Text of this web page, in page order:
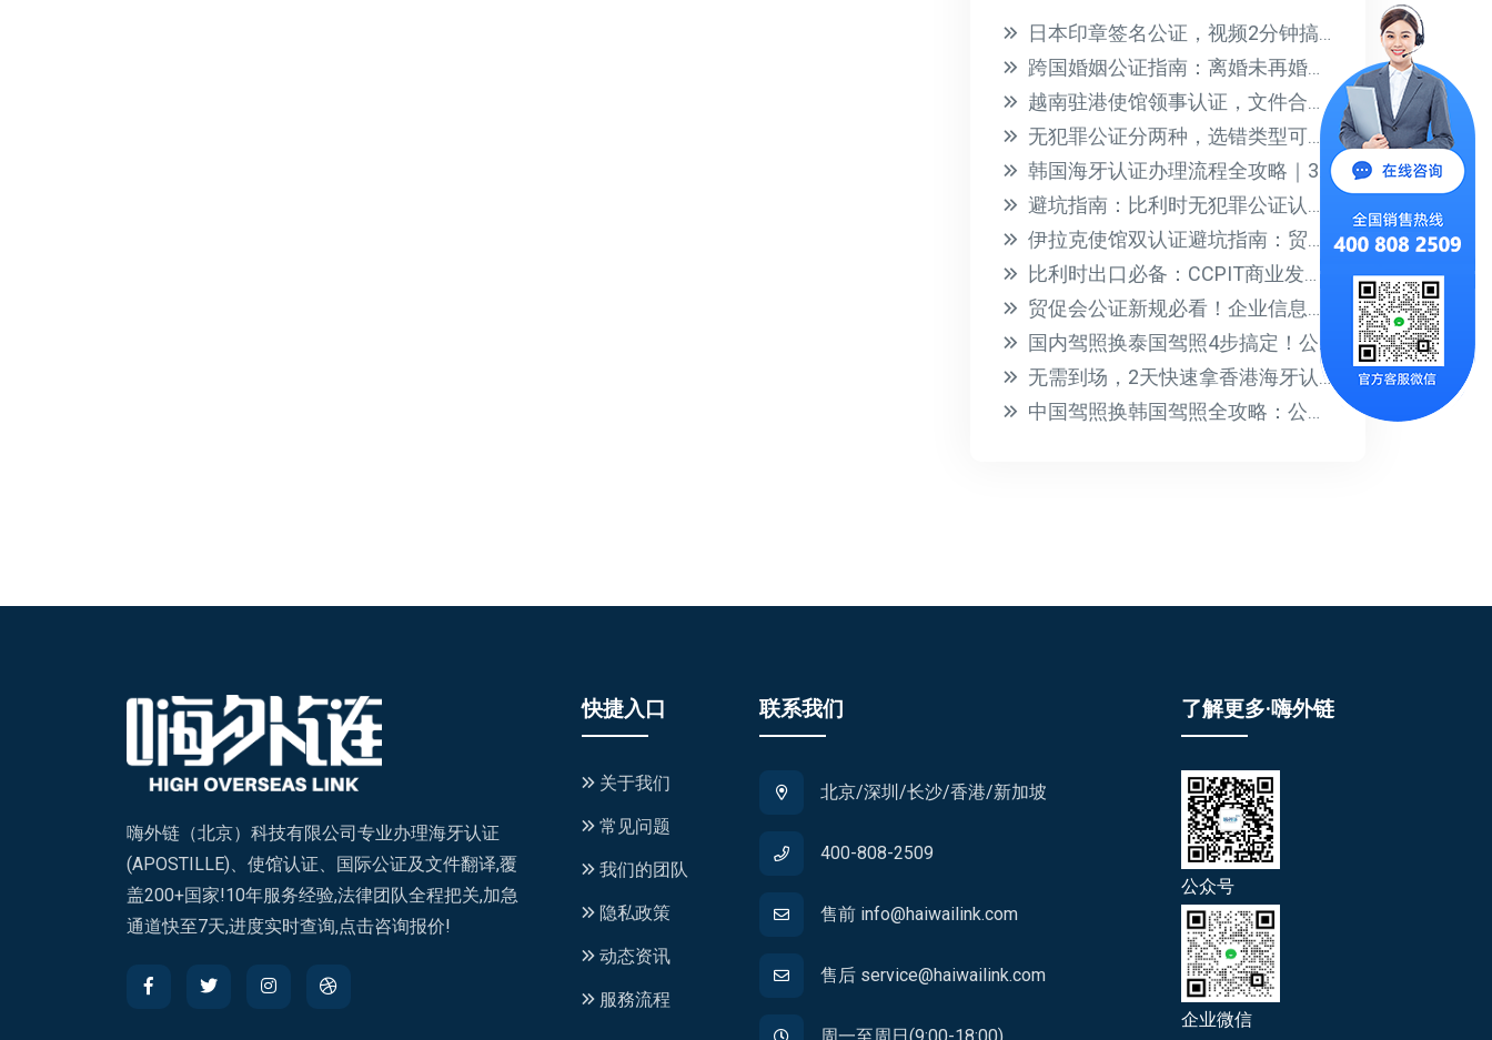
日本印章签名公证，视频2分钟搞定！线上办理省时省力
跨国婚姻公证指南：离婚未再婚公证全流程解析
越南驻港使馆领事认证，文件合规其实很简单
无犯罪公证分两种，选错类型可能耽误出国！
韩国海牙认证办理流程全攻略｜3步搞定文件公证加签
避坑指南：比利时无犯罪公证认证正确办理流程
伊拉克使馆双认证避坑指南：贸促会认证4大关键点
比利时出口必备：CCPIT商业发票认证全攻略
贸促会公证新规必看！企业信息报告补充说明模板与办理指南
国内驾照换泰国驾照4步搞定！公证认证全攻略
无需到场，2天快速拿香港海牙认证！线上办理全攻略
中国驾照换韩国驾照全攻略：公证海牙认证一步到位
嗨外链（北京）科技有限公司专业办理海牙认证
(APOSTILLE)、使馆认证、国际公证及文件翻译,覆
盖200+国家!10年服务经验,法律团队全程把关,加急
通道快至7天,进度实时查询,点击咨询报价!
快捷入口
关于我们
常见问题
我们的团队
隐私政策
动态资讯
服務流程
联系我们
北京/深圳/长沙/香港/新加坡
400-808-2509
售前 info@haiwailink.com
售后 service@haiwailink.com
了解更多·嗨外链
公众号
企业微信